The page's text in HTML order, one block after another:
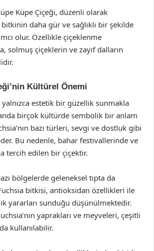
Küpe Çiçeği, düzenli olarak
bitkinin daha gür ve sağlıklı bir şekilde
olur. Özellikle çiçeklenme
solmuş çiçeklerin ve zayıf dalların
Kültürel Önemi
yalnızca estetik bir güzellik sunmakla
birçok kültürde sembolik bir anlam
bazı türleri, sevgi ve dostluk gibi
Bu nedenle, bahar festivallerinde ve
tercih edilen bir çiçektir.
bölgelerde geleneksel tıpta da
bitkisi, antioksidan özellikleri ile
yararları sunduğu düşünülmektedir.
yaprakları ve meyveleri, çeşitli
kullanılabilir.